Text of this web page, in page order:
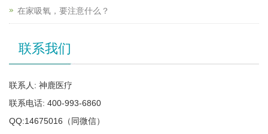
在家吸氧，要注意什么？
联系我们
联系人: 神鹿医疗
联系电话: 400-993-6860
QQ:14675016（同微信）